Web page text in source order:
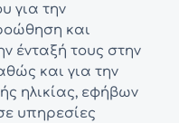
για την
και
ένταξή τους στην
και για την
ηλικίας, εφήβων
υπηρεσίες